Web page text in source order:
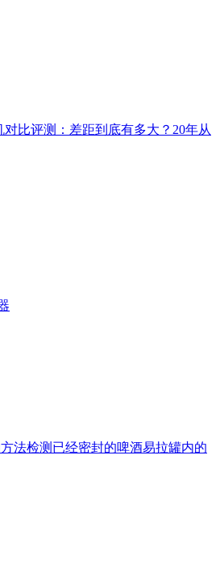
比评测：差距到底有多大？20年从
法检测已经密封的啤酒易拉罐内的